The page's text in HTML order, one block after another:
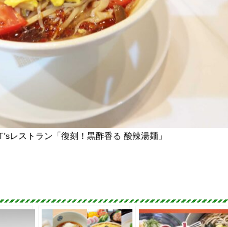
レストラン「復刻！黒酢香る 酸辣湯麺」